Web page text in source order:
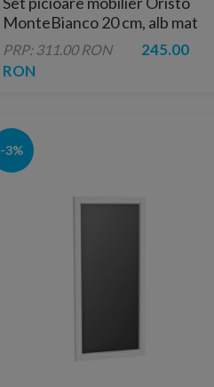
MonteBianco 20 cm, alb mat
PRP: 311.00 RON
245.00
RON
-3%